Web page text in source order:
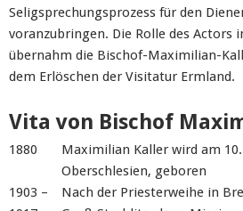
Seligsprechungsprozess für den
voranzubringen. Die Rolle des Actors
übernahm die Bischof-Maximilian-
dem Erlöschen der Visitatur Ermland.
Vita von Bischof
1880
Maximilian Kaller wird am
Oberschlesien, geboren
1903 –
Nach der Priesterweihe in